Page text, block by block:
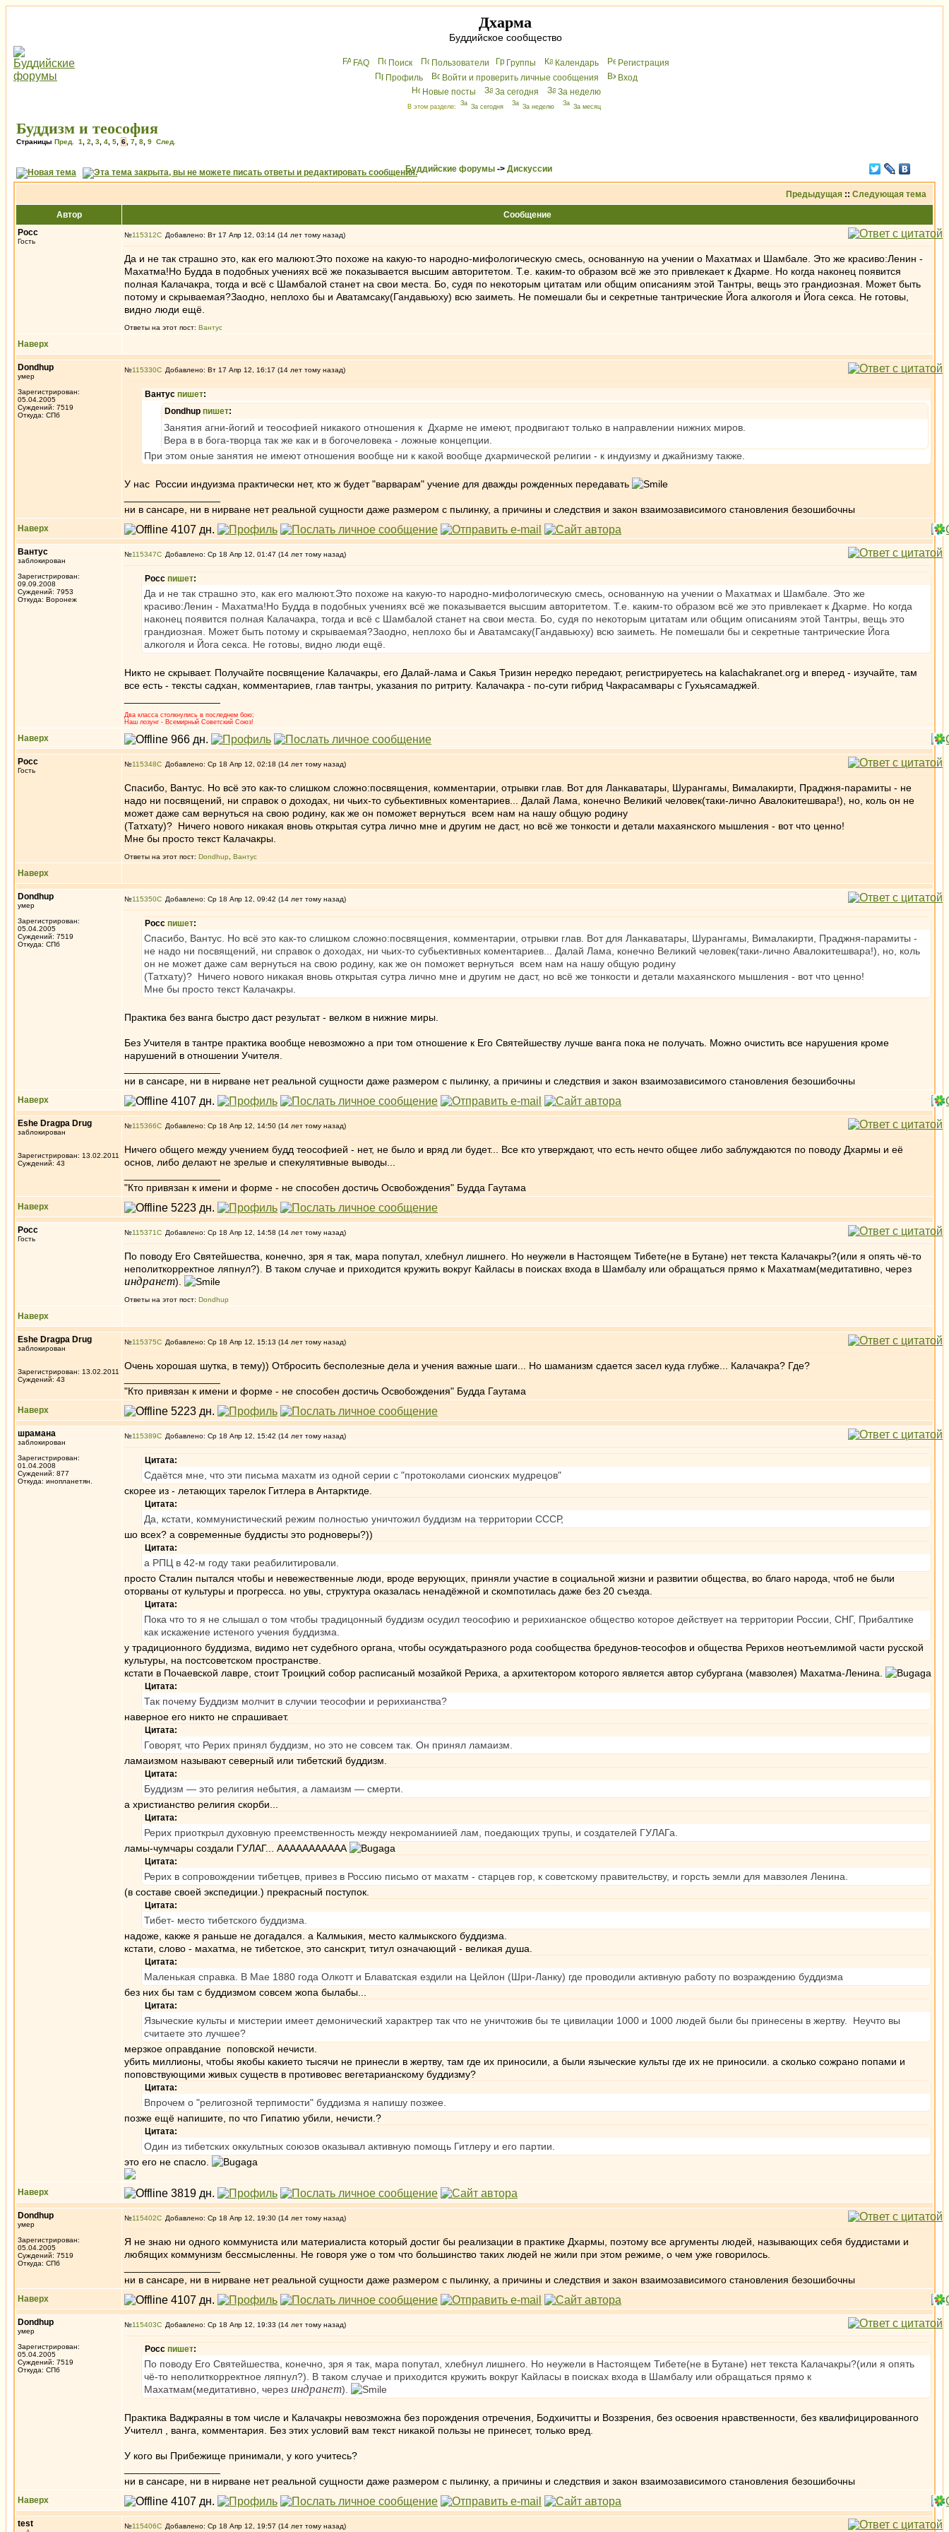
Дхарма
Буддийское сообщество
FAQ Поиск Пользователи Группы Календарь
Peгиcтрaция
Профиль
Войти и проверить личные сообщения
Вхoд
Новые посты
За сегодня За неделю
В этом разделе: За сегодня За неделю За месяц
Буддизм и теософия
Страницы Пред. 1 2 3 4 5 6 7 8 9 След.
Буддийские форумы -> Дискуссии
Предыдущая :: Следующая тема
Автор
Сообщение
Росс
Гость
№115312 Добавлено: Вт 17 Апр 12, 03:14 (14 лет тому назад)
Да и не так страшно это, как его малюют.Это похоже на какую-то народно-мифологическую смесь, основанную на учении о Махатмах и Шамбале. Это же красиво:Ленин -
Махатма!Но Будда в подобных учениях всё же показывается высшим авторитетом. Т.е. каким-то образом всё же это привлекает к Дхарме. Но когда наконец появится
полная Калачакра, тогда и всё с Шамбалой станет на свои места. Бо, судя по некоторым цитатам или общим описаниям этой Тантры, вещь это грандиозная. Может быть
потому и скрываемая?Заодно, неплохо бы и Аватамсаку(Гандавьюху) всю заиметь. Не помешали бы и секретные тантрические Йога алкоголя и Йога секса. Не готовы,
видно люди ещё.
Ответы на этот пост: Вантус
Наверх
Dondhup
умер
Зарегистрирован:
05.04.2005
Суждений: 7519
Откуда: СПб
№115330 Добавлено: Вт 17 Апр 12, 16:17 (14 лет тому назад)
Вантус пишет:
Dondhup пишет:
Занятия агни-йогий и теософией никакого отношения к Дхарме не имеют, продвигают только в направлении нижних миров.
Вера в в бога-творца так же как и в богочеловека - ложные концепции.
При этом оные занятия не имеют отношения вообще ни к какой вообще дхармической религии - к индуизму и джайнизму также.
У нас России индуизма практически нет, кто ж будет "варварам" учение для дважды рожденных передавать
ни в сансаре, ни в нирване нет реальной сущности даже размером с пылинку, а причины и следствия и закон взаимозависимого становления безошибочны
Наверх
Вантус
заблокирован
Зарегистрирован:
09.09.2008
Суждений: 7953
Откуда: Воронеж
№115347 Добавлено: Ср 18 Апр 12, 01:47 (14 лет тому назад)
Росс пишет:
Да и не так страшно это, как его малюют.Это похоже на какую-то народно-мифологическую смесь, основанную на учении о Махатмах и Шамбале. Это же
красиво:Ленин - Махатма!Но Будда в подобных учениях всё же показывается высшим авторитетом. Т.е. каким-то образом всё же это привлекает к Дхарме. Но когда
наконец появится полная Калачакра, тогда и всё с Шамбалой станет на свои места. Бо, судя по некоторым цитатам или общим описаниям этой Тантры, вещь это
грандиозная. Может быть потому и скрываемая?Заодно, неплохо бы и Аватамсаку(Гандавьюху) всю заиметь. Не помешали бы и секретные тантрические Йога
алкоголя и Йога секса. Не готовы, видно люди ещё.
Никто не скрывает. Получайте посвящение Калачакры, его Далай-лама и Сакья Тризин нередко передают, регистрируетесь на kalachakranet.org и вперед - изучайте, там
все есть - тексты садхан, комментариев, глав тантры, указания по ритриту. Калачакра - по-сути гибрид Чакрасамвары с Гухьясамаджей.
Два класса столкнулись в последнем бою;
Наш лозунг - Всемирный Советский Союз!
Наверх
Росс
Гость
№115348 Добавлено: Ср 18 Апр 12, 02:18 (14 лет тому назад)
Спасибо, Вантус. Но всё это как-то слишком сложно:посвящения, комментарии, отрывки глав. Вот для Ланкаватары, Шурангамы, Вималакирти, Праджня-парамиты - не
надо ни посвящений, ни справок о доходах, ни чьих-то субьективных коментариев... Далай Лама, конечно Великий человек(таки-лично Авалокитешвара!), но, коль он не
может даже сам вернуться на свою родину, как же он поможет вернуться всем нам на нашу общую родину
(Татхату)? Ничего нового никакая вновь открытая сутра лично мне и другим не даст, но всё же тонкости и детали махаянского мышления - вот что ценно!
Мне бы просто текст Калачакры.
Ответы на этот пост: Dondhup Вантус
Наверх
Dondhup
умер
Зарегистрирован:
05.04.2005
Суждений: 7519
Откуда: СПб
№115350 Добавлено: Ср 18 Апр 12, 09:42 (14 лет тому назад)
Росс пишет:
Спасибо, Вантус. Но всё это как-то слишком сложно:посвящения, комментарии, отрывки глав. Вот для Ланкаватары, Шурангамы, Вималакирти, Праджня-парамиты -
не надо ни посвящений, ни справок о доходах, ни чьих-то субьективных коментариев... Далай Лама, конечно Великий человек(таки-лично Авалокитешвара!), но, коль
он не может даже сам вернуться на свою родину, как же он поможет вернуться всем нам на нашу общую родину
(Татхату)? Ничего нового никакая вновь открытая сутра лично мне и другим не даст, но всё же тонкости и детали махаянского мышления - вот что ценно!
Мне бы просто текст Калачакры.
Практика без ванга быстро даст результат - велком в нижние миры.
Без Учителя в тантре практика вообще невозможно а при том отношение к Его Святейшеству лучше ванга пока не получать. Можно очистить все нарушения кроме
нарушений в отношении Учителя.
ни в сансаре, ни в нирване нет реальной сущности даже размером с пылинку, а причины и следствия и закон взаимозависимого становления безошибочны
Наверх
Eshe Dragpa Drug
заблокирован
Зарегистрирован: 13.02.2011
Суждений: 43
№115366 Добавлено: Ср 18 Апр 12, 14:50 (14 лет тому назад)
Ничего общего между учением будд теософией - нет, не было и вряд ли будет... Все кто утверждают, что есть нечто общее либо заблуждаются по поводу Дхармы и её
основ, либо делают не зрелые и спекулятивные выводы...
"Кто привязан к имени и форме - не способен достичь Освобождения" Будда Гаутама
Наверх
Росс
Гость
№115371 Добавлено: Ср 18 Апр 12, 14:58 (14 лет тому назад)
По поводу Его Святейшества, конечно, зря я так, мара попутал, хлебнул лишнего. Но неужели в Настоящем Тибете(не в Бутане) нет текста Калачакры?(или я опять чё-то
неполиткорректное ляпнул?). В таком случае и приходится кружить вокруг Кайласы в поисках входа в Шамбалу или обращаться прямо к Махатмам(медитативно, через
индранет).
Ответы на этот пост: Dondhup
Наверх
Eshe Dragpa Drug
заблокирован
Зарегистрирован: 13.02.2011
Суждений: 43
№115375 Добавлено: Ср 18 Апр 12, 15:13 (14 лет тому назад)
Очень хорошая шутка, в тему)) Отбросить бесполезные дела и учения важные шаги... Но шаманизм сдается засел куда глубже... Калачакра? Где?
"Кто привязан к имени и форме - не способен достичь Освобождения" Будда Гаутама
Наверх
шрамана
заблокирован
Зарегистрирован:
01.04.2008
Суждений: 877
Откуда: инопланетян.
№115389 Добавлено: Ср 18 Апр 12, 15:42 (14 лет тому назад)
Цитата:
Сдаётся мне, что эти письма махатм из одной серии с "протоколами сионских мудрецов"
скорее из - летающих тарелок Гитлера в Антарктиде.
Цитата:
Да, кстати, коммунистический режим полностью уничтожил буддизм на территории СССР,
шо всех? а современные буддисты это родноверы?))
Цитата:
а РПЦ в 42-м году таки реабилитировали.
просто Сталин пытался чтобы и невежественные люди, вроде верующих, приняли участие в социальной жизни и развитии общества, во благо народа, чтоб не были
оторваны от культуры и прогресса. но увы, структура оказалась ненадёжной и скомпотилась даже без 20 съезда.
Цитата:
Пока что то я не слышал о том чтобы традицонный буддизм осудил теософию и рерихианское общество которое действует на территории России, CНГ, Прибалтике
как искажение истеного учения буддизма.
у традиционного буддизма, видимо нет судебного органа, чтобы осуждатьразного рода сообщества бредунов-теософов и общества Рерихов неотъемлимой части русской
культуры, на постсоветском пространстве.
кстати в Почаевской лавре, стоит Троицкий собор расписаный мозайкой Рериха, а архитектором которого является автор субургана (мавзолея) Махатма-Ленина.
Цитата:
Так почему Буддизм молчит в случии теософии и рерихианства?
наверное его никто не спрашивает.
Цитата:
Говорят, что Рерих принял буддизм, но это не совсем так. Он принял ламаизм.
ламаизмом называют северный или тибетский буддизм.
Цитата:
Буддизм — это религия небытия, а ламаизм — смерти.
а христианство религия скорби...
Цитата:
Рерих приоткрыл духовную преемственность между некроманиией лам, поедающих трупы, и создателей ГУЛАГа.
ламы-чумчары создали ГУЛАГ... ААААААААААА
Цитата:
Рерих в сопровождении тибетцев, привез в Россию письмо от махатм - старцев гор, к советскому правительству, и горсть земли для мавзолея Ленина.
(в составе своей экспедиции.) прекрасный поступок.
Цитата:
Тибет- место тибетского буддизма.
надоже, какже я раньше не догадался. а Калмыкия, место калмыкского буддизма.
кстати, слово - махатма, не тибетское, это санскрит, титул означающий - великая душа.
Цитата:
Маленькая справка. В Мае 1880 года Олкотт и Блаватская ездили на Цейлон (Шри-Ланку) где проводили активную работу по возраждению буддизма
без них бы там с буддизмом совсем жопа былабы...
Цитата:
Языческие культы и мистерии имеет демонический характрер так что не уничтожив бы те цивилации 1000 и 1000 людей были бы принесены в жертву. Неучто вы
считаете это лучшее?
мерзкое оправдание поповской нечисти.
убить миллионы, чтобы якобы какието тысячи не принесли в жертву, там где их приносили, а были языческие культы где их не приносили. а сколько сожрано попами и
поповствующими живых существ в противовес вегетарианскому буддизму?
Цитата:
Впрочем о "религозной терпимости" буддизма я напишу позжее.
позже ещё напишите, по что Гипатию убили, нечисти.?
Цитата:
Один из тибетских оккультных союзов оказывал активную помощь Гитлеру и его партии.
это его не спасло.
Наверх
Dondhup
умер
Зарегистрирован:
05.04.2005
Суждений: 7519
Откуда: СПб
№115402 Добавлено: Ср 18 Апр 12, 19:30 (14 лет тому назад)
Я не знаю ни одного коммуниста или материалиста который достиг бы реализации в практике Дхармы, поэтому все аргументы людей, называющих себя буддистами и
любящих коммунизм бессмысленны. Не говоря уже о том что большинство таких людей не жили при этом режиме, о чем уже говорилось.
ни в сансаре, ни в нирване нет реальной сущности даже размером с пылинку, а причины и следствия и закон взаимозависимого становления безошибочны
Наверх
Dondhup
умер
Зарегистрирован:
05.04.2005
Суждений: 7519
Откуда: СПб
№115403 Добавлено: Ср 18 Апр 12, 19:33 (14 лет тому назад)
Росс пишет:
По поводу Его Святейшества, конечно, зря я так, мара попутал, хлебнул лишнего. Но неужели в Настоящем Тибете(не в Бутане) нет текста Калачакры?(или я опять
чё-то неполиткорректное ляпнул?). В таком случае и приходится кружить вокруг Кайласы в поисках входа в Шамбалу или обращаться прямо к
Махатмам(медитативно, через индранет).
Практика Ваджраяны в том числе и Калачакры невозможна без порождения отречения, Бодхичитты и Воззрения, без освоения нравственности, без квалифицированного
Учителл , ванга, комментария. Без этих условий вам текст никакой пользы не принесет, только вред.
У кого вы Прибежище принимали, у кого учитесь?
ни в сансаре, ни в нирване нет реальной сущности даже размером с пылинку, а причины и следствия и закон взаимозависимого становления безошибочны
Наверх
test №115406 Добавлено: Ср 18 Апр 12, 19:57 (14 лет тому назад)